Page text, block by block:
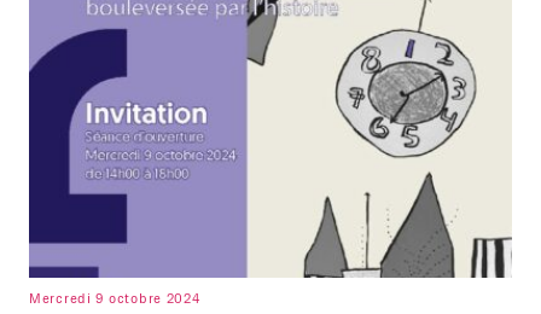
Mercredi 9 octobre 2024